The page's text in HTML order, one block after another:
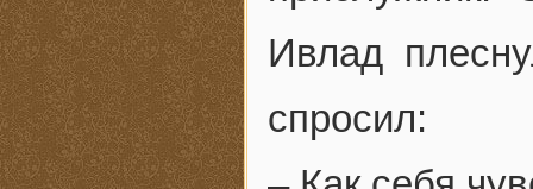
Ивлад
спросил: